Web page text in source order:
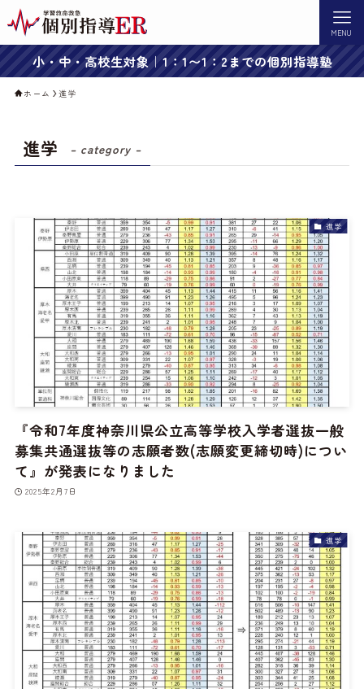
MENU
小・中・高校生対象｜1：1〜1：2までの個別指導塾
ホーム 進学
進学 – category –
進学
『令和7年度神奈川県公立高等学校入学者選抜一般
募集共通選抜等の志願者数(志願変更締切時)につい
て』が発表になりました
2025年2月7日
進学